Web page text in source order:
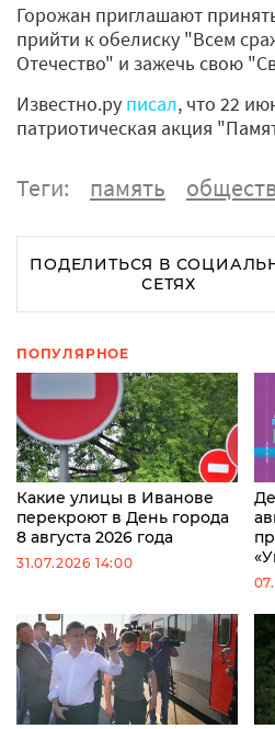
Горожан приглашают
прийти к обелиску "Всем
Отечество" и зажечь свою
Известно.ру писал, что 22
патриотическая акция
Теги: память
ПОДЕЛИТЬСЯ В
СЕТЯХ
ПОПУЛЯРНОЕ
Какие улицы в Иванове
перекроют в День города
8 августа 2026 года
31.07.2026 14:00